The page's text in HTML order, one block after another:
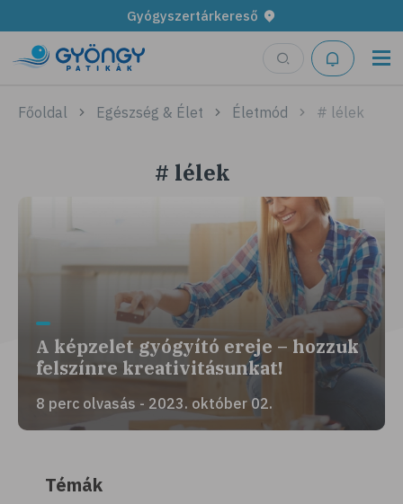
Gyógyszertárkereső
Főoldal Egészség & Élet Életmód # lélek
# lélek
A képzelet gyógyító ereje – hozzuk
felszínre kreativitásunkat!
8 perc olvasás - 2023. október 02.
Témák